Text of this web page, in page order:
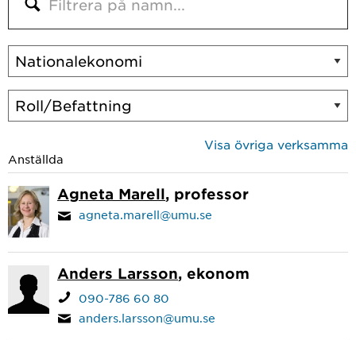
Visa övriga verksamma
Anställda
Agneta Marell, professor
agneta.marell@umu.se
Anders Larsson, ekonom
090-786 60 80
anders.larsson@umu.se